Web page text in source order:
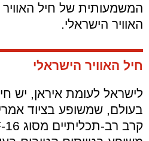
המשמעותית של חיל
האוויר הישראלי.
חיל האוויר הישראלי
לישראל לעומת איראן, יש
בעולם, שמשופע בציוד
קרב רב-תכליתיים מסוג F-15, F-16